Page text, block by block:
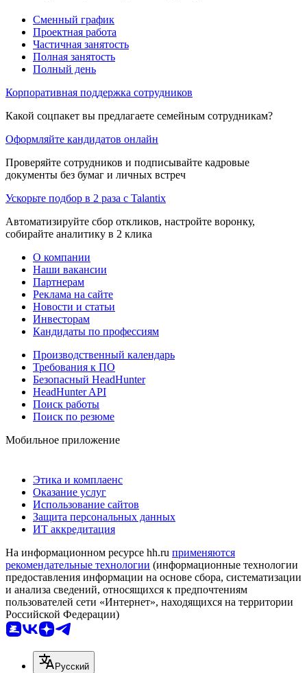
Сменный график
Проектная работа
Частичная занятость
Полная занятость
Полный день
Корпоративная поддержка сотрудников
Какой соцпакет вы предлагаете семейным сотрудникам?
Оформляйте кандидатов онлайн
Проверяйте сотрудников и подписывайте кадровые
документы без бумаг и личных встреч
Ускорьте подбор в 2 раза с Talantix
Автоматизируйте сбор откликов, настройте воронку,
собирайте аналитику в 2 клика
О компании
Наши вакансии
Партнерам
Реклама на сайте
Новости и статьи
Инвесторам
Кандидаты по профессиям
Производственный календарь
Требования к ПО
Безопасный HeadHunter
HeadHunter API
Поиск работы
Поиск по резюме
Мобильное приложение
Этика и комплаенс
Оказание услуг
Использование сайтов
Защита персональных данных
ИТ аккредитация
На информационном ресурсе hh.ru применяются
рекомендательные технологии (информационные технологии
предоставления информации на основе сбора, систематизации
и анализа сведений, относящихся к предпочтениям
пользователей сети «Интернет», находящихся на территории
Российской Федерации)
Русский